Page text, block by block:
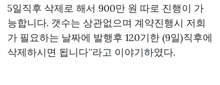
5일직후 삭제로 해서 900만 원 따로 진행이 가
능합니다. 갯수는 상관없으며 계약진행시 저희
가 필요하는 날짜에 발행후 120기한 (9일)직후에
삭제하시면 됩니다”라고 이야기하였다.